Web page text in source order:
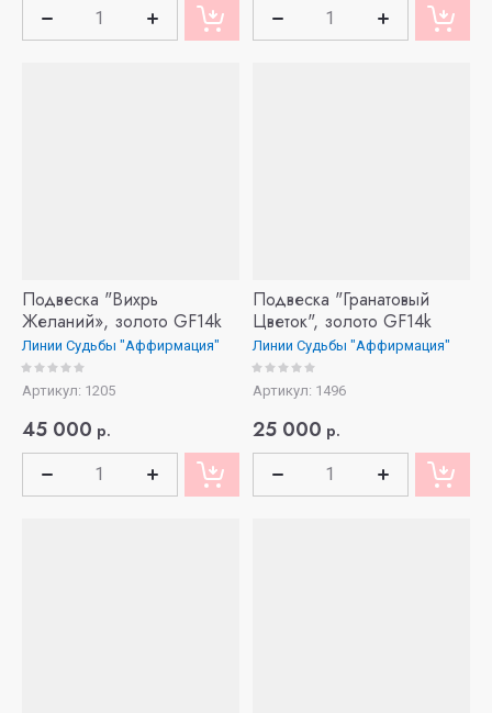
Подвеска "Вихрь
Желаний», золото GF14k
Линии Судьбы "Аффирмация"
Артикул: 1205
45 000 р.
Подвеска "Гранатовый
Цветок", золото GF14k
Линии Судьбы "Аффирмация"
Артикул: 1496
25 000 р.